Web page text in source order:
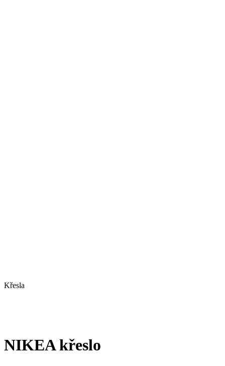
Křesla
NIKEA křeslo